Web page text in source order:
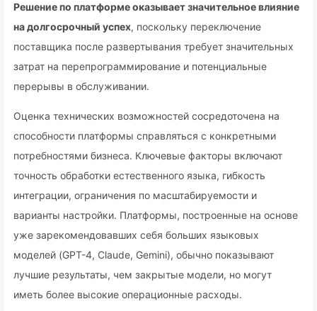
Решение по платформе оказывает значительное влияние
на долгосрочный успех, поскольку переключение
поставщика после развертывания требует значительных
затрат на перепрограммирование и потенциальные
перерывы в обслуживании.
Оценка технических возможностей сосредоточена на
способности платформы справляться с конкретными
потребностями бизнеса. Ключевые факторы включают
точность обработки естественного языка, гибкость
интеграции, ограничения по масштабируемости и
варианты настройки. Платформы, построенные на основе
уже зарекомендовавших себя больших языковых
моделей (GPT-4, Claude, Gemini), обычно показывают
лучшие результаты, чем закрытые модели, но могут
иметь более высокие операционные расходы.